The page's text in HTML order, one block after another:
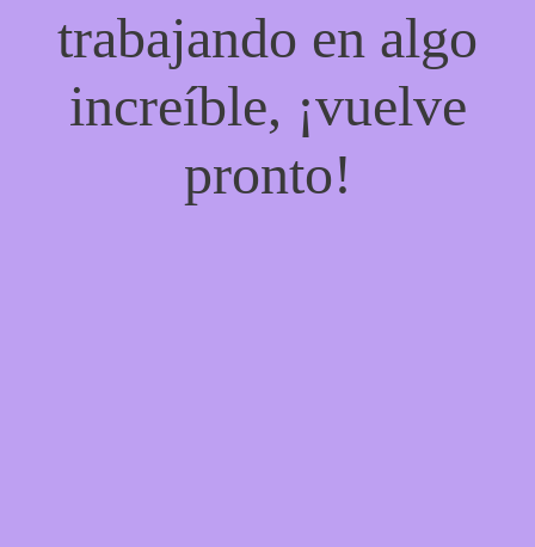
trabajando en algo
increíble, ¡vuelve
pronto!